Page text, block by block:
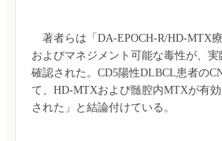
著者らは「DA-EPOCH-R/HD-MTX
およびマネジメント可能な毒性が、
確認された。CD5陽性DLBCL患者の
て、HD-MTXおよび髄腔内MTXが有